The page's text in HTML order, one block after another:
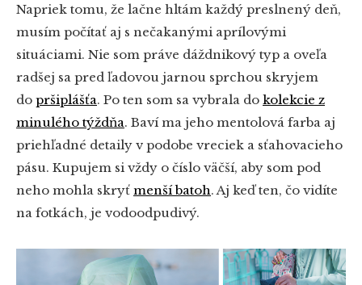
Napriek tomu, že lačne hltám každý preslnený deň,
musím počítať aj s nečakanými aprílovými
situáciami. Nie som práve dáždnikový typ a oveľa
radšej sa pred ľadovou jarnou sprchou skryjem
do pršiplášťa. Po ten som sa vybrala do kolekcie z
minulého týždňa. Baví ma jeho mentolová farba aj
priehľadné detaily v podobe vreciek a sťahovacieho
pásu. Kupujem si vždy o číslo väčší, aby som pod
neho mohla skryť menší batoh. Aj keď ten, čo vidíte
na fotkách, je vodoodpudivý.